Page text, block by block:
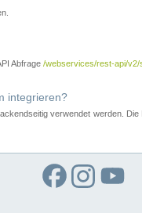
Abfrage /webservices/rest-api/v2/
integrieren?
verwendet werden.